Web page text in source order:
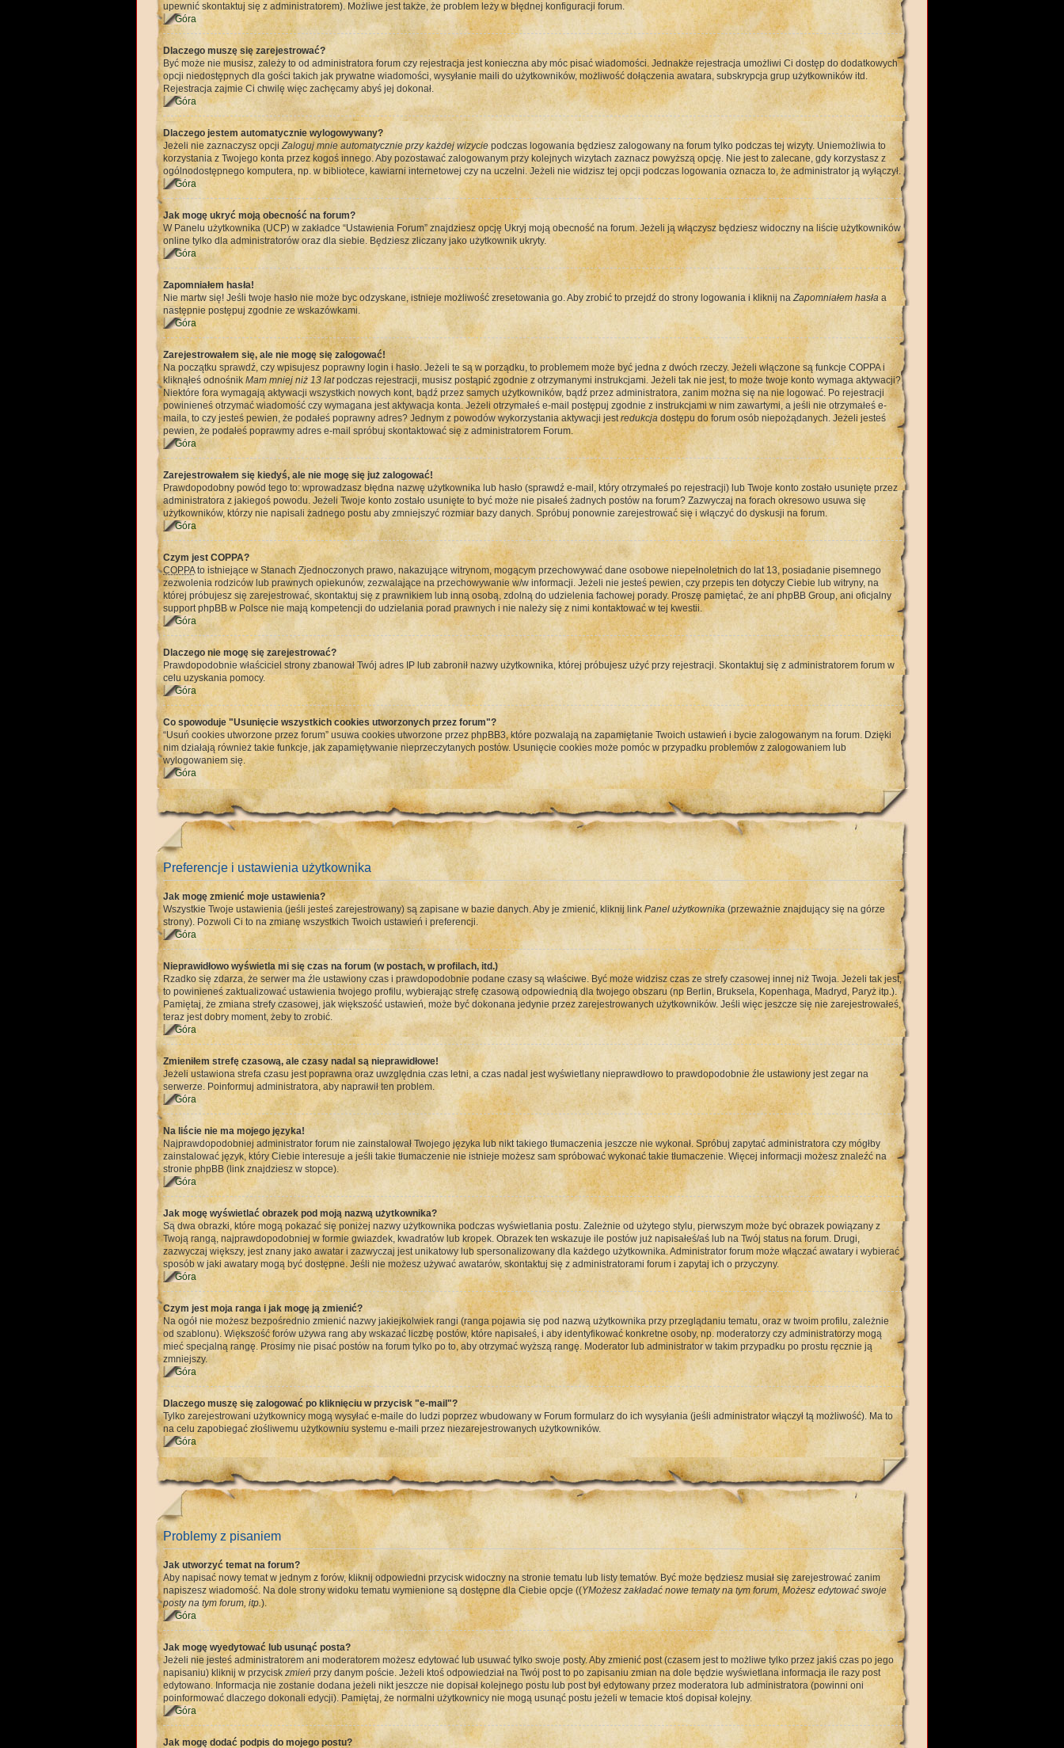
upewnić skontaktuj się z administratorem). Możliwe jest także, że problem leży w błędnej konfiguracji forum.
Góra
Dlaczego muszę się zarejestrować?
Być może nie musisz, zależy to od administratora forum czy rejestracja jest konieczna aby móc pisać wiadomości. Jednakże rejestracja umożliwi Ci dostęp do dodatkowych
opcji niedostępnych dla gości takich jak prywatne wiadomości, wysyłanie maili do użytkowników, możliwość dołączenia awatara, subskrypcja grup użytkowników itd.
Rejestracja zajmie Ci chwilę więc zachęcamy abyś jej dokonał.
Góra
Dlaczego jestem automatycznie wylogowywany?
Jeżeli nie zaznaczysz opcjiZaloguj mnie automatycznie przy każdej wizyciepodczas logowania będziesz zalogowany na forum tylko podczas tej wizyty. Uniemożliwia to
korzystania z Twojego konta przez kogoś innego. Aby pozostawać zalogowanym przy kolejnych wizytach zaznacz powyższą opcję. Nie jest to zalecane, gdy korzystasz z
ogólnodostępnego komputera, np. w bibliotece, kawiarni internetowej czy na uczelni. Jeżeli nie widzisz tej opcji podczas logowania oznacza to, że administrator ją wyłączył.
Góra
Jak mogę ukryć moją obecność na forum?
W Panelu użytkownika (UCP) w zakładce “Ustawienia Forum” znajdziesz opcję Ukryj moją obecność na forum. Jeżeli ją włączysz będziesz widoczny na liście użytkowników
online tylko dla administratorów oraz dla siebie. Będziesz zliczany jako użytkownik ukryty.
Góra
Zapomniałem hasła!
Nie martw się! Jeśli twoje hasło nie może byc odzyskane, istnieje możliwość zresetowania go. Aby zrobić to przejdź do strony logowania i kliknij naZapomniałem hasłaa
następnie postępuj zgodnie ze wskazówkami.
Góra
Zarejestrowałem się, ale nie mogę się zalogować!
Na początku sprawdź, czy wpisujesz poprawny login i hasło. Jeżeli te są w porządku, to problemem może być jedna z dwóch rzeczy. Jeżeli włączone są funkcje COPPA i
kliknąłeś odnośnik Mam mniej niż 13 latpodczas rejestracji, musisz postąpić zgodnie z otrzymanymi instrukcjami. Jeżeli tak nie jest, to może twoje konto wymaga aktywacji?
Niektóre fora wymagają aktywacji wszystkich nowych kont, bądź przez samych użytkowników, bądź przez administratora, zanim można się na nie logować. Po rejestracji
powinieneś otrzymać wiadomość czy wymagana jest aktywacja konta. Jeżeli otrzymałeś e-mail postępuj zgodnie z instrukcjami w nim zawartymi, a jeśli nie otrzymałeś e-
maila, to czy jesteś pewien, że podałeś poprawny adres? Jednym z powodów wykorzystania aktywacji jestredukcjadostępu do forum osób niepożądanych. Jeżeli jesteś
pewien, że podałeś poprawmy adres e-mail spróbuj skontaktować się z administratorem Forum.
Góra
Zarejestrowałem się kiedyś, ale nie mogę się już zalogować!
Prawdopodobny powód tego to: wprowadzasz błędna nazwę użytkownika lub hasło (sprawdź e-mail, który otrzymałeś po rejestracji) lub Twoje konto zostało usunięte przez
administratora z jakiegoś powodu. Jeżeli Twoje konto zostało usunięte to być może nie pisałeś żadnych postów na forum? Zazwyczaj na forach okresowo usuwa się
użytkowników, którzy nie napisali żadnego postu aby zmniejszyć rozmiar bazy danych. Spróbuj ponownie zarejestrować się i włączyć do dyskusji na forum.
Góra
Czym jest COPPA?
COPPAto istniejące w Stanach Zjednoczonych prawo, nakazujące witrynom, mogącym przechowywać dane osobowe niepełnoletnich do lat 13, posiadanie pisemnego
zezwolenia rodziców lub prawnych opiekunów, zezwalające na przechowywanie w/w informacji. Jeżeli nie jesteś pewien, czy przepis ten dotyczy Ciebie lub witryny, na
której próbujesz się zarejestrować, skontaktuj się z prawnikiem lub inną osobą, zdolną do udzielenia fachowej porady. Proszę pamiętać, że ani phpBB Group, ani oficjalny
support phpBB w Polsce nie mają kompetencji do udzielania porad prawnych i nie należy się z nimi kontaktować w tej kwestii.
Góra
Dlaczego nie mogę się zarejestrować?
Prawdopodobnie właściciel strony zbanował Twój adres IP lub zabronił nazwy użytkownika, której próbujesz użyć przy rejestracji. Skontaktuj się z administratorem forum w
celu uzyskania pomocy.
Góra
Co spowoduje "Usunięcie wszystkich cookies utworzonych przez forum"?
“Usuń cookies utworzone przez forum” usuwa cookies utworzone przez phpBB3, które pozwalają na zapamiętanie Twoich ustawień i bycie zalogowanym na forum. Dzięki
nim działają również takie funkcje, jak zapamiętywanie nieprzeczytanych postów. Usunięcie cookies może pomóc w przypadku problemów z zalogowaniem lub
wylogowaniem się.
Góra
Preferencje i ustawienia użytkownika
Jak mogę zmienić moje ustawienia?
Wszystkie Twoje ustawienia (jeśli jesteś zarejestrowany) są zapisane w bazie danych. Aby je zmienić, kliknij linkPanel użytkownika(przeważnie znajdujący się na górze
strony). Pozwoli Ci to na zmianę wszystkich Twoich ustawień i preferencji.
Góra
Nieprawidłowo wyświetla mi się czas na forum (w postach, w profilach, itd.)
Rzadko się zdarza, że serwer ma źle ustawiony czas i prawdopodobnie podane czasy są właściwe. Być może widzisz czas ze strefy czasowej innej niż Twoja. Jeżeli tak jest,
to powinieneś zaktualizować ustawienia twojego profilu, wybierając strefę czasową odpowiednią dla twojego obszaru (np Berlin, Bruksela, Kopenhaga, Madryd, Paryż itp.).
Pamiętaj, że zmiana strefy czasowej, jak większość ustawień, może być dokonana jedynie przez zarejestrowanych użytkowników. Jeśli więc jeszcze się nie zarejestrowałeś,
teraz jest dobry moment, żeby to zrobić.
Góra
Zmieniłem strefę czasową, ale czasy nadal są nieprawidłowe!
Jeżeli ustawiona strefa czasu jest poprawna oraz uwzględnia czas letni, a czas nadal jest wyświetlany nieprawdłowo to prawdopodobnie źle ustawiony jest zegar na
serwerze. Poinformuj administratora, aby naprawił ten problem.
Góra
Na liście nie ma mojego języka!
Najprawdopodobniej administrator forum nie zainstalował Twojego języka lub nikt takiego tłumaczenia jeszcze nie wykonał. Spróbuj zapytać administratora czy mógłby
zainstalować język, który Ciebie interesuje a jeśli takie tłumaczenie nie istnieje możesz sam spróbować wykonać takie tłumaczenie. Więcej informacji możesz znaleźć na
stronie phpBB (link znajdziesz w stopce).
Góra
Jak mogę wyświetlać obrazek pod moją nazwą użytkownika?
Są dwa obrazki, które mogą pokazać się poniżej nazwy użytkownika podczas wyświetlania postu. Zależnie od użytego stylu, pierwszym może być obrazek powiązany z
Twoją rangą, najprawdopodobniej w formie gwiazdek, kwadratów lub kropek. Obrazek ten wskazuje ile postów już napisałeś/aś lub na Twój status na forum. Drugi,
zazwyczaj większy, jest znany jako awatar i zazwyczaj jest unikatowy lub spersonalizowany dla każdego użytkownika. Administrator forum może włączać awatary i wybierać
sposób w jaki awatary mogą być dostępne. Jeśli nie możesz używać awatarów, skontaktuj się z administratorami forum i zapytaj ich o przyczyny.
Góra
Czym jest moja ranga i jak mogę ją zmienić?
Na ogół nie możesz bezpośrednio zmienić nazwy jakiejkolwiek rangi (ranga pojawia się pod nazwą użytkownika przy przeglądaniu tematu, oraz w twoim profilu, zależnie
od szablonu). Większość forów używa rang aby wskazać liczbę postów, które napisałeś, i aby identyfikować konkretne osoby, np. moderatorzy czy administratorzy mogą
mieć specjalną rangę. Prosimy nie pisać postów na forum tylko po to, aby otrzymać wyższą rangę. Moderator lub administrator w takim przypadku po prostu ręcznie ją
zmniejszy.
Góra
Dlaczego muszę się zalogować po kliknięciu w przycisk "e-mail"?
Tylko zarejestrowani użytkownicy mogą wysyłać e-maile do ludzi poprzez wbudowany w Forum formularz do ich wysyłania (jeśli administrator włączył tą możliwość). Ma to
na celu zapobiegać złośliwemu użytkowniu systemu e-maili przez niezarejestrowanych użytkowników.
Góra
Problemy z pisaniem
Jak utworzyć temat na forum?
Aby napisać nowy temat w jednym z forów, kliknij odpowiedni przycisk widoczny na stronie tematu lub listy tematów. Być może będziesz musiał się zarejestrować zanim
napiszesz wiadomość. Na dole strony widoku tematu wymienione są dostępne dla Ciebie opcje ((YMożesz zakładać nowe tematy na tym forum, Możesz edytować swoje
posty na tym forum, itp.).
Góra
Jak mogę wyedytować lub usunąć posta?
Jeżeli nie jesteś administratorem ani moderatorem możesz edytować lub usuwać tylko swoje posty. Aby zmienić post (czasem jest to możliwe tylko przez jakiś czas po jego
napisaniu) kliknij w przycisk zmień przy danym poście. Jeżeli ktoś odpowiedział na Twój post to po zapisaniu zmian na dole będzie wyświetlana informacja ile razy post
edytowano. Informacja nie zostanie dodana jeżeli nikt jeszcze nie dopisał kolejnego postu lub post był edytowany przez moderatora lub administratora (powinni oni
poinformować dlaczego dokonali edycji). Pamiętaj, że normalni użytkownicy nie mogą usunąć postu jeżeli w temacie ktoś dopisał kolejny.
Góra
Jak mogę dodać podpis do mojego postu?